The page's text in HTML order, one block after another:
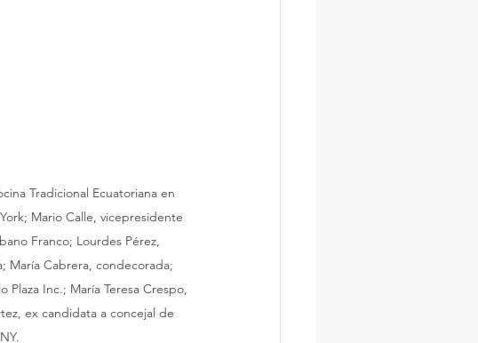
Tradicional Ecuatoriana en
Mario Calle, vicepresidente
Franco; Lourdes Pérez,
María Cabrera, condecorada;
Inc.; María Teresa Crespo,
ex candidata a concejal de